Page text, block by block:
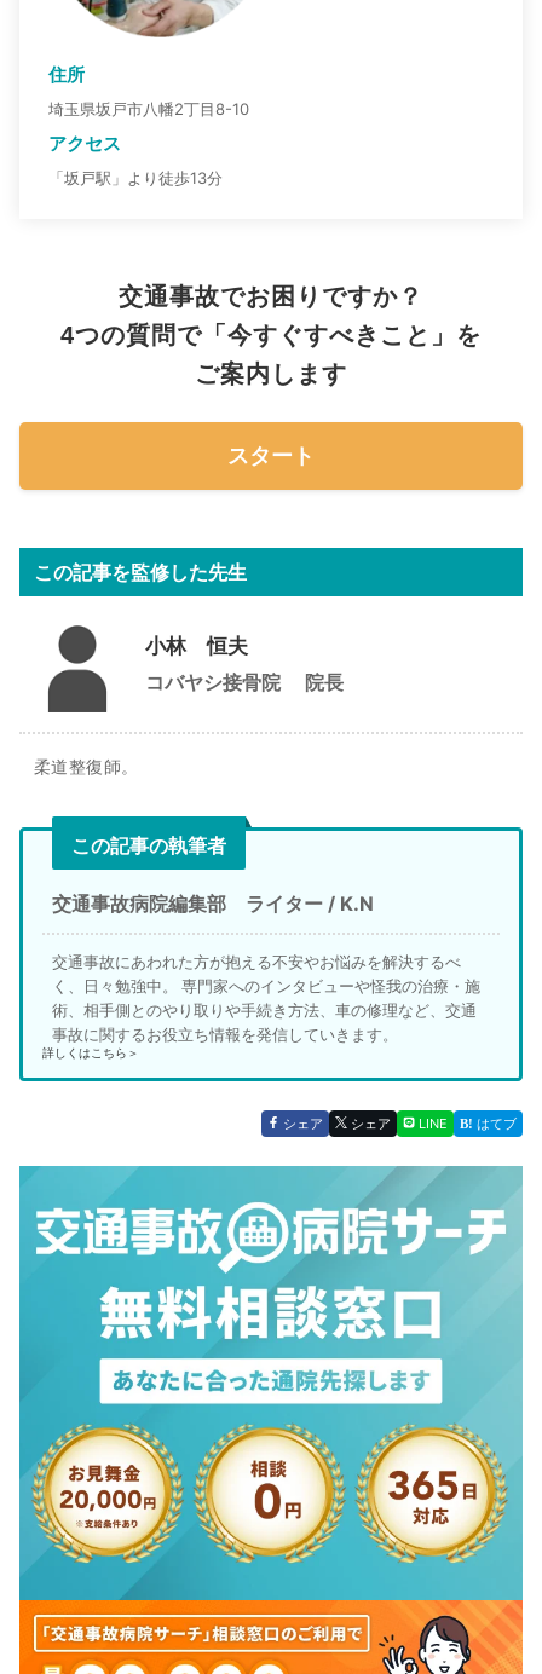
住所
埼玉県坂戸市八幡2丁目8-10
アクセス
「坂戸駅」より徒歩13分
交通事故でお困りですか？
4つの質問で「今すぐすべきこと」を
ご案内します
スタート
この記事を監修した先生
小林 恒夫
コバヤシ接骨院
院長
柔道整復師。
この記事の執筆者
交通事故病院編集部 ライター / K.N
交通事故にあわれた方が抱える不安やお悩みを解決するべ
く、日々勉強中。 専門家へのインタビューや怪我の治療・施
術、相手側とのやり取りや手続き方法、車の修理など、交通
事故に関するお役立ち情報を発信していきます。
詳しくはこちら＞
シェア シェア LINE はてブ